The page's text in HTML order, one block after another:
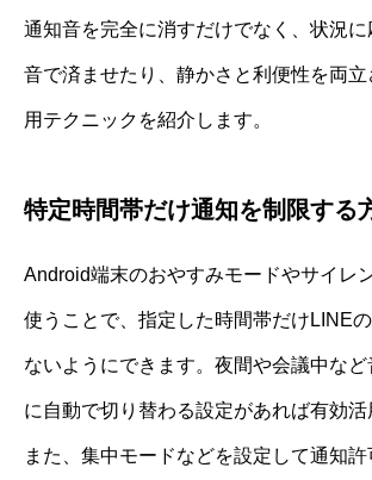
通知音を完全に消すだけでなく、状況
音で済ませたり、静かさと利便性を両
用テクニックを紹介します。
特定時間帯だけ通知を制限する
Android端末のおやすみモードやサイレ
使うことで、指定した時間帯だけLINE
ないようにできます。夜間や会議中な
に自動で切り替わる設定があれば有効活
また、集中モードなどを設定して通知